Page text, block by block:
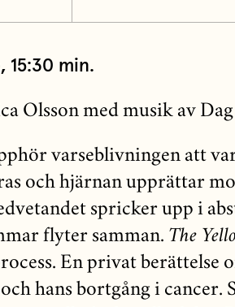
15:30 min.
Olsson med musik av
varseblivningen att
och hjärnan upprättar
spricker upp i
flyter samman. The
En privat berättelse
hans bortgång i cancer.